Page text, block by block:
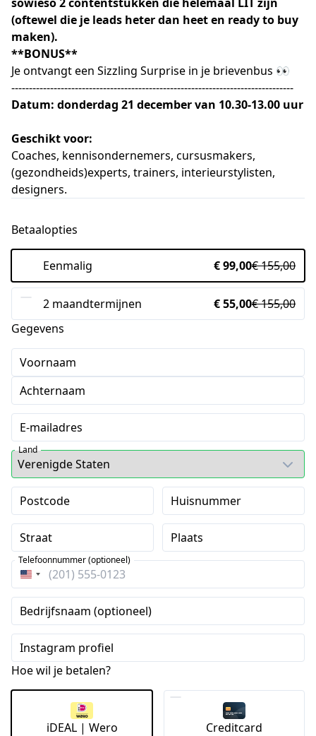
(oftewel die je leads heter dan heet en ready to buy
maken).
**BONUS**
Je ontvangt een Sizzling Surprise in je brievenbus 👀
--------------------------------------------------------------------------------
Datum: donderdag 21 december van 10.30-13.00 uur
Geschikt voor:
Coaches, kennisondernemers, cursusmakers,
(gezondheids)experts, trainers, interieurstylisten,
designers.
Betaalopties
Eenmalig € 99,00€ 155,00
2 maandtermijnen € 55,00€ 155,00
Gegevens
Voornaam
Achternaam
E-mailadres
Land
Postcode Huisnummer
Straat Plaats
Verenigde
Staten
+1
Telefoonnummer (optioneel)
Bedrijfsnaam (optioneel)
Instagram profiel
Hoe wil je betalen?
iDEAL | Wero Creditcard